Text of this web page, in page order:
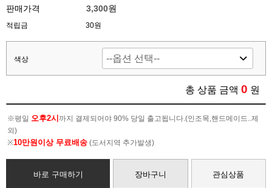
판매가격
3,300원
적립금 30원
색상
총 상품 금액 0 원
※평일 오후2시 까지 결제되어야 90% 당일 출고됩니다.(인조목,핸드메이드..제
외)
※10만원이상 무료배송 (도서지역 추가발생)
바로 구매하기 장바구니 관심상품